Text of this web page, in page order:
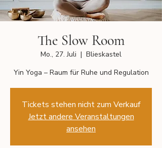
The Slow Room
Mo., 27. Juli
  |
Blieskastel
Yin Yoga – Raum für Ruhe und Regulation
Tickets stehen nicht zum Verkauf
Jetzt andere Veranstaltungen
ansehen